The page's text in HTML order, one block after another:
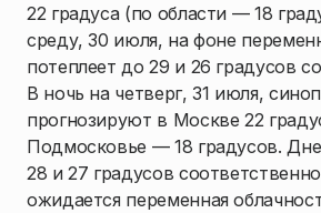
22 градуса (по области — 18
среду, 30 июля, на фоне
потеплеет до 29 и 26 градусов
В ночь на четверг, 31 июля,
прогнозируют в Москве 22
Подмосковье — 18 градусов.
28 и 27 градусов
ожидается переменная